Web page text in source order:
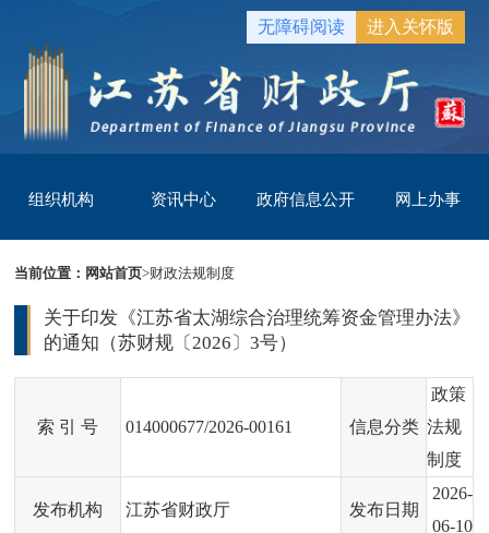
无障碍阅读 进入关怀版
组织机构 资讯中心 政府信息公开 网上办事
当前位置： 网站首页>财政法规制度
关于印发《江苏省太湖综合治理统筹资金管理办法》
的通知（苏财规〔2026〕3号）
索 引 号 014000677/2026-00161 信息分类
政策
法规
制度
发布机构 江苏省财政厅 发布日期
2026-
06-10